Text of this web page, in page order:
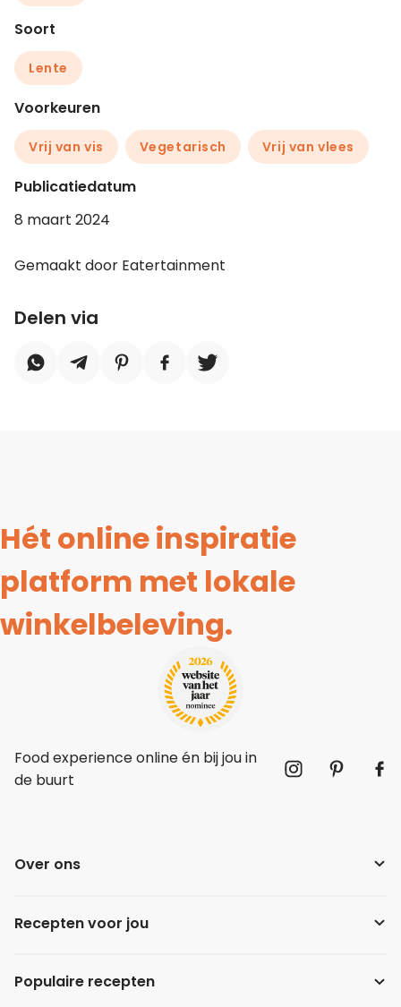
Soort
Lente
Voorkeuren
Vrij van vis Vegetarisch Vrij van vlees
Publicatiedatum
8 maart 2024
Gemaakt door Eatertainment
Delen via
Hét online inspiratie
platform met lokale
winkelbeleving.
Food experience online én bij jou in
de buurt
Over ons
Recepten voor jou
Populaire recepten